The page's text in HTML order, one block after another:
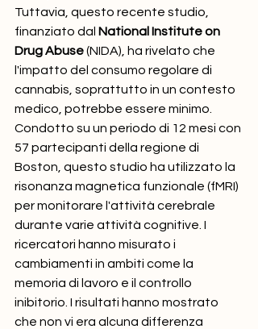
Tuttavia, questo recente studio,
finanziato dal National Institute on
Drug Abuse (NIDA), ha rivelato che
l'impatto del consumo regolare di
cannabis, soprattutto in un contesto
medico, potrebbe essere minimo.
Condotto su un periodo di 12 mesi con
57 partecipanti della regione di
Boston, questo studio ha utilizzato la
risonanza magnetica funzionale (fMRI)
per monitorare l'attività cerebrale
durante varie attività cognitive. I
ricercatori hanno misurato i
cambiamenti in ambiti come la
memoria di lavoro e il controllo
inibitorio. I risultati hanno mostrato
che non vi era alcuna differenza